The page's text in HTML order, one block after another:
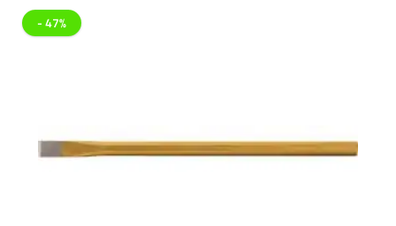
- 47%